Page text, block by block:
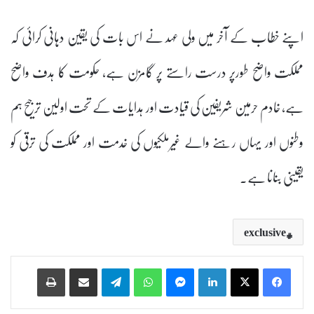
اپنے خطاب کے آخر میں ولی عہد نے اس بات کی یقین دہانی کرائی کہ
مملکت واضح طورپر درست راستے پر گامزن ہے، حکومت کا ہدف واضح
ہے، خادم حرمین شریفین کی قیادت اور ہدایات کے تحت اولین ترجیح ہم
وطنوں اور یہاں رہنے والے غیرملکیوں کی خدمت اور مملکت کی ترقی کو
یقینی بنانا ہے۔
exclusive
LinkedIn
WhatsApp
Telegram